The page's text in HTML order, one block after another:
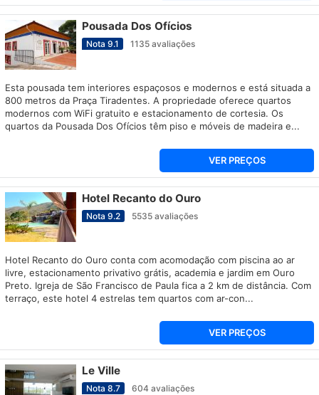
Pousada Dos Ofícios
Nota 9.1 1135 avaliações
Esta pousada tem interiores espaçosos e modernos e está situada a
800 metros da Praça Tiradentes. A propriedade oferece quartos
modernos com WiFi gratuito e estacionamento de cortesia. Os
quartos da Pousada Dos Ofícios têm piso e móveis de madeira e...
VER PREÇOS
Hotel Recanto do Ouro
Nota 9.2 5535 avaliações
Hotel Recanto do Ouro conta com acomodação com piscina ao ar
livre, estacionamento privativo grátis, academia e jardim em Ouro
Preto. Igreja de São Francisco de Paula fica a 2 km de distância. Com
terraço, este hotel 4 estrelas tem quartos com ar-con...
VER PREÇOS
Le Ville
Nota 8.7 604 avaliações